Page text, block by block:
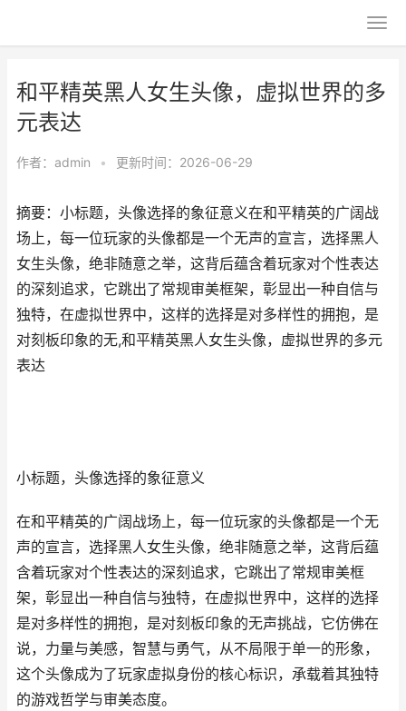
和平精英黑人女生头像，虚拟世界的多
元表达
作者： admin • 更新时间：2026-06-29
摘要：小标题，头像选择的象征意义在和平精英的广阔战
场上，每一位玩家的头像都是一个无声的宣言，选择黑人
女生头像，绝非随意之举，这背后蕴含着玩家对个性表达
的深刻追求，它跳出了常规审美框架，彰显出一种自信与
独特，在虚拟世界中，这样的选择是对多样性的拥抱，是
对刻板印象的无,和平精英黑人女生头像，虚拟世界的多元
表达
小标题，头像选择的象征意义
在和平精英的广阔战场上，每一位玩家的头像都是一个无
声的宣言，选择黑人女生头像，绝非随意之举，这背后蕴
含着玩家对个性表达的深刻追求，它跳出了常规审美框
架，彰显出一种自信与独特，在虚拟世界中，这样的选择
是对多样性的拥抱，是对刻板印象的无声挑战，它仿佛在
说，力量与美感，智慧与勇气，从不局限于单一的形象，
这个头像成为了玩家虚拟身份的核心标识，承载着其独特
的游戏哲学与审美态度。